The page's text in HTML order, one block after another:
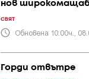
нов
СВЯТ
Обновена 10:00ч.,
Горди отвътре